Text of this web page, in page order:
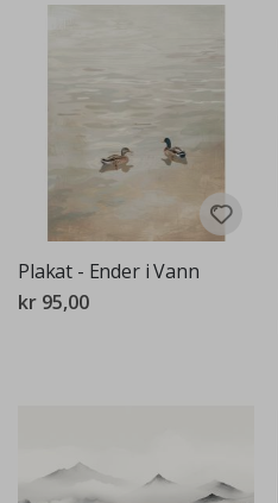
Plakat - Ender i Vann
kr 95,00